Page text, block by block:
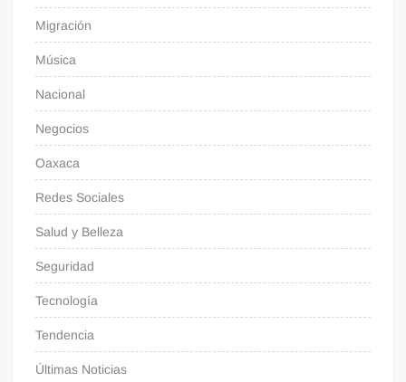
Migración
Música
Nacional
Negocios
Oaxaca
Redes Sociales
Salud y Belleza
Seguridad
Tecnología
Tendencia
Últimas Noticias